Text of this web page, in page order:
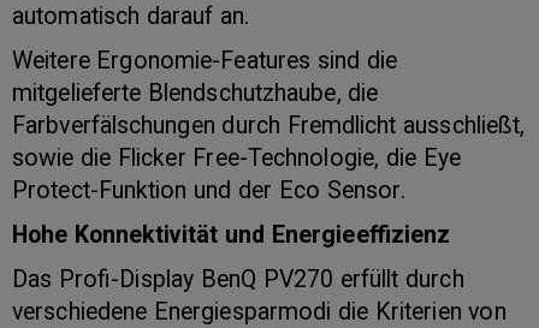
automatisch darauf an.
Weitere Ergonomie-Features sind die
mitgelieferte Blendschutzhaube, die
Farbverfälschungen durch Fremdlicht ausschließt,
sowie die Flicker Free-Technologie, die Eye
Protect-Funktion und der Eco Sensor.
Hohe Konnektivität und Energieeffizienz
Das Profi-Display BenQ PV270 erfüllt durch
verschiedene Energiesparmodi die Kriterien von